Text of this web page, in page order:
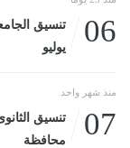
06
يوليو
منذ شهر واحد
07
محافظة